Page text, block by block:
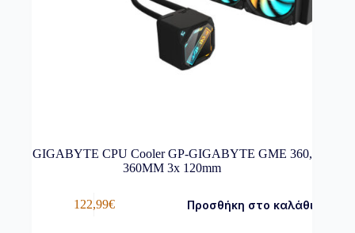
GIGABYTE CPU Cooler GP-GIGABYTE GME 360,
360MM 3x 120mm
122,99€ Προσθήκη στο καλάθι